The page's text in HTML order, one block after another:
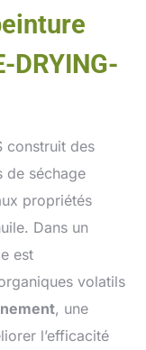
DRYING-
construit des
de séchage
propriétés
Dans un
est
volatils
, une
l’efficacité